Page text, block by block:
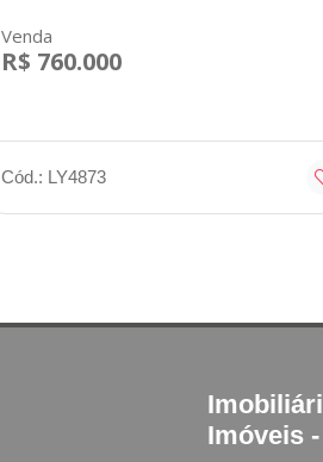
Venda
R$ 760.000
Cód.: LY4873
Imóveis